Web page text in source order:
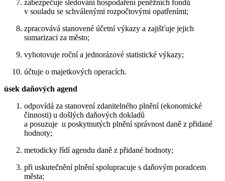
zabezpečuje sledování hospodaření peněžních fondů
v souladu se schválenými rozpočtovými opatřeními;
zpracovává stanovené účetní výkazy a zajišťuje jejich
sumarizaci za město;
vyhotovuje roční a jednorázové statistické výkazy;
účtuje o majetkových operacích.
úsek daňových agend
odpovídá za stanovení zdanitelného plnění (ekonomické
činnosti) u došlých daňových dokladů
a posuzuje u poskytnutých plnění správnost daně z přidané
hodnoty;
metodicky řídí agendu daně z přidané hodnoty;
při uskutečnění plnění spolupracuje s daňovým poradcem
města;